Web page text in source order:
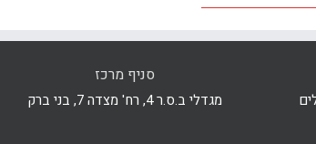
סניף מרכז
מגדלי ב.ס.ר 4, רח' מצדה 7, בני ברק